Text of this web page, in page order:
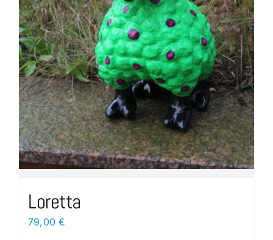
Loretta
79,00€